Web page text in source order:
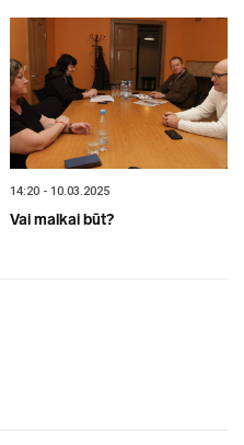
14:20 - 10.03.2025
Vai malkai būt?